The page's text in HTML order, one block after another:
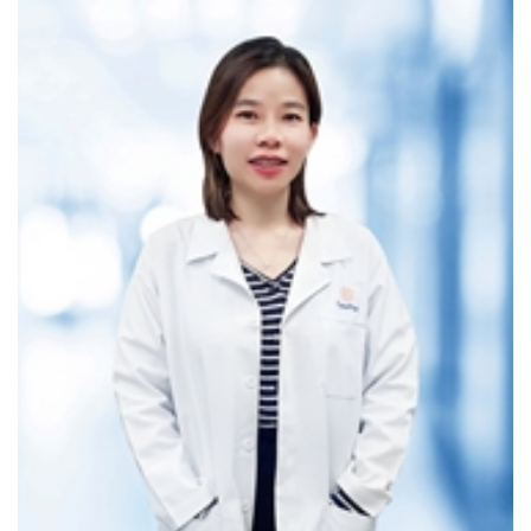
nghị làm sinh thiết để lấy mẫu mô vú và kiểm tra dưới kinh
hiển vi để xác định có tế bào ung thư hay không.
m máu tìm dấu ấn ung thư vú (CA 15-3)
Tư vấn tự khám vú tại nhà
Tham khảo các gói khám sản phụ khoa tại Phòng
khám Quốc tế CarePlus:
Khám phụ khoa toàn diện
Gói tầm soát sức khỏe mãn kinh
Gói xét nghiệm & kiểm tra nội tiết tố nữ
Khám tiền hôn nhân
hám sức khỏe sinh sản